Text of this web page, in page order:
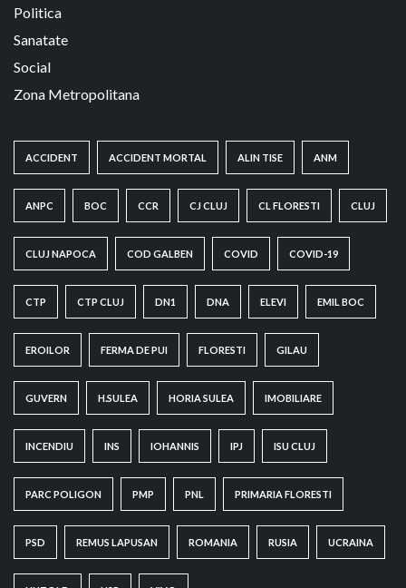
Politica
Sanatate
Social
Zona Metropolitana
ACCIDENT ACCIDENT MORTAL ALIN TISE ANM
ANPC BOC CCR CJ CLUJ CL FLORESTI CLUJ
CLUJ NAPOCA COD GALBEN COVID COVID-19
CTP CTP CLUJ DN1 DNA ELEVI EMIL BOC
EROILOR FERMA DE PUI FLORESTI GILAU
GUVERN H.SULEA HORIA SULEA IMOBILIARE
INCENDIU INS IOHANNIS IPJ ISU CLUJ
PARC POLIGON PMP PNL PRIMARIA FLORESTI
PSD REMUS LAPUSAN ROMANIA RUSIA UCRAINA